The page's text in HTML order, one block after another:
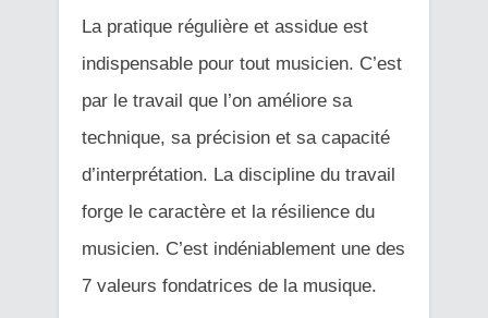
La pratique régulière et assidue est
indispensable pour tout musicien. C’est
par le travail que l’on améliore sa
technique, sa précision et sa capacité
d’interprétation. La discipline du travail
forge le caractère et la résilience du
musicien. C’est indéniablement une des
7 valeurs fondatrices de la musique.